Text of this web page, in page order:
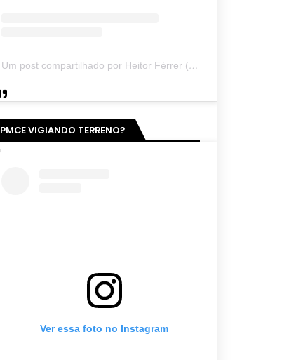
Um post compartilhado por Heitor Férrer (@heitor_ferrer77)
PMCE VIGIANDO TERRENO?
Ver essa foto no Instagram